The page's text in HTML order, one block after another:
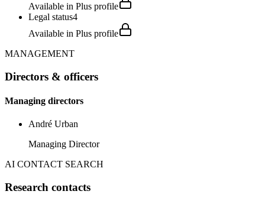
Available in Plus profile
Legal status4
Available in Plus profile
MANAGEMENT
Directors & officers
Managing directors
André Urban
Managing Director
AI CONTACT SEARCH
Research contacts